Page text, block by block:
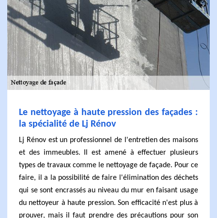
Le nettoyage à haute pression des façades :
la spécialité de Lj Rénov
Lj Rénov est un professionnel de l'entretien des maisons
et des immeubles. Il est amené à effectuer plusieurs
types de travaux comme le nettoyage de façade. Pour ce
faire, il a la possibilité de faire l'élimination des déchets
qui se sont encrassés au niveau du mur en faisant usage
du nettoyeur à haute pression. Son efficacité n'est plus à
prouver, mais il faut prendre des précautions pour son